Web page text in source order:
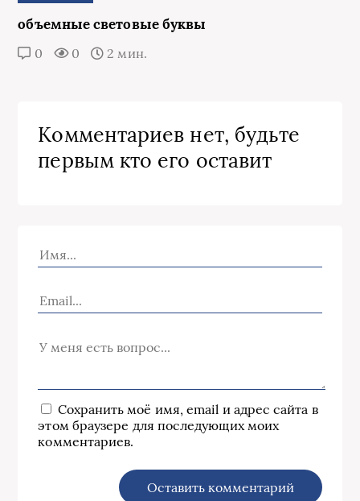
объемные световые буквы
0 0 2 мин.
Комментариев нет, будьте
первым кто его оставит
Сохранить моё имя, email и адрес сайта в
этом браузере для последующих моих
комментариев.